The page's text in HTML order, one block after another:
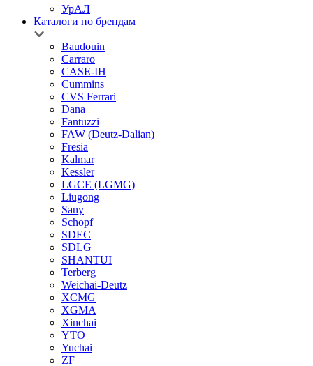
УрАЛ
Каталоги по брендам
Baudouin
Carraro
CASE-IH
Cummins
CVS Ferrari
Dana
Fantuzzi
FAW (Deutz-Dalian)
Fresia
Kalmar
Kessler
LGCE (LGMG)
Liugong
Sany
Schopf
SDEC
SDLG
SHANTUI
Terberg
Weichai-Deutz
XCMG
XGMA
Xinchai
YTO
Yuchai
ZF